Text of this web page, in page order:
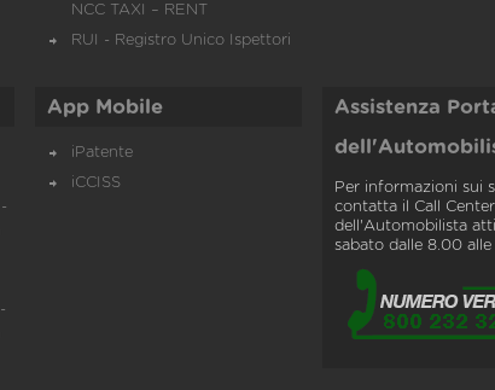
NCC TAXI – RENT
RUI - Registro Unico Ispettori
App Mobile
iPatente
iCCISS
Assistenza
Per informazioni sui
contatta il Call
dell'Automobilista
sabato dalle 8.00